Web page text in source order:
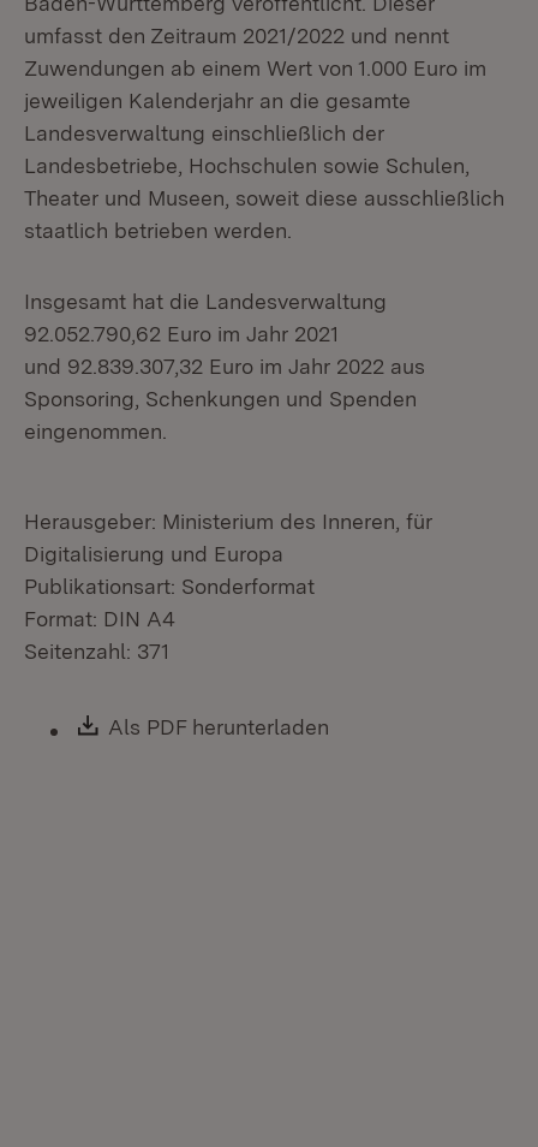
umfasst den Zeitraum 2021/2022 und nennt
Zuwendungen ab einem Wert von 1.000 Euro im
jeweiligen Kalenderjahr an die gesamte
Landesverwaltung einschließlich der
Landesbetriebe, Hochschulen sowie Schulen,
Theater und Museen, soweit diese ausschließlich
staatlich betrieben werden.
Insgesamt hat die Landesverwaltung
92.052.790,62 Euro im Jahr 2021
und 92.839.307,32 Euro im Jahr 2022 aus
Sponsoring, Schenkungen und Spenden
eingenommen.
Herausgeber: Ministerium des Inneren, für
Digitalisierung und Europa
Publikationsart: Sonderformat
Format: DIN A4
Seitenzahl: 371
Download:
Als PDF herunterladen